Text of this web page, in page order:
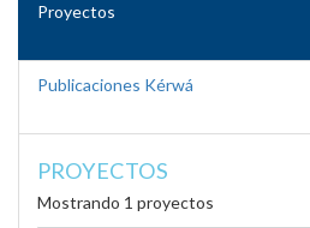
Proyectos
Publicaciones Kérwá
PROYECTOS
Mostrando 1 proyectos